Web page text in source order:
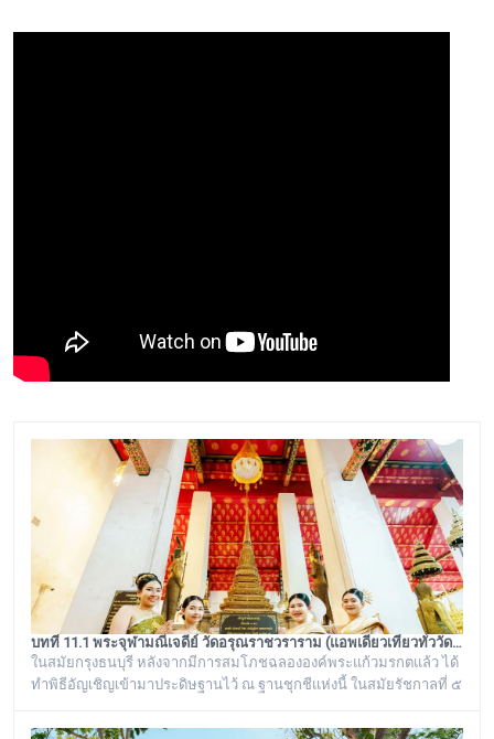
บทที่ 11.1 พระจุฬามณีเจดีย์ วัดอรุณราชวราราม (แอพเดียวเที่ยวทั่ววัดอรุณ)
ในสมัยกรุงธนบุรี หลังจากมีการสมโภชฉลององค์พระแก้วมรกตแล้ว ได้
ทำพิธีอัญเชิญเข้ามาประดิษฐานไว้ ณ ฐานชุกชีแห่งนี้ ในสมัยรัชกาลที่ ๕
บ้านได้เรียกเพี้ยนกันไปว่า “วิหารพระเขี้ยวแก้ว” พระจุฬามณีเจดีย์องค์นี้